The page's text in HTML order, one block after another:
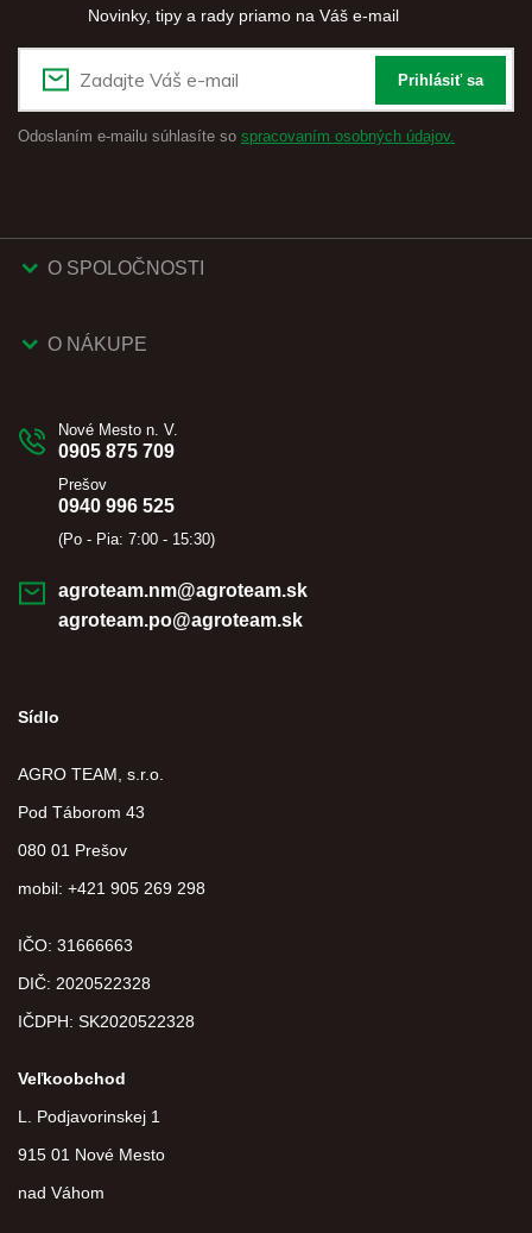
Novinky, tipy a rady priamo na Váš e-mail
Prihlásiť sa
Odoslaním e-mailu súhlasíte so spracovaním osobných údajov.
O SPOLOČNOSTI
O NÁKUPE
Nové Mesto n. V.
0905 875 709
Prešov
0940 996 525
(Po - Pia: 7:00 - 15:30)
agroteam.nm@agroteam.sk
agroteam.po@agroteam.sk
Sídlo
AGRO TEAM, s.r.o.
Pod Táborom 43
080 01 Prešov
mobil: +421 905 269 298
IČO: 31666663
DIČ: 2020522328
IČDPH: SK2020522328
Veľkoobchod
L. Podjavorinskej 1
915 01 Nové Mesto
nad Váhom